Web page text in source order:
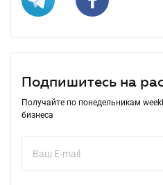
Подпишитесь на
Получайте по понедельникам
бизнеса